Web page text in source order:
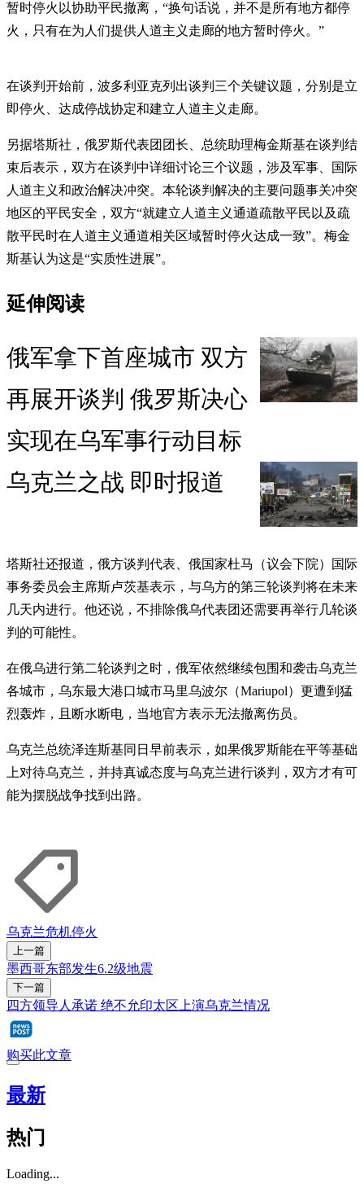
暂时停火以协助平民撤离，“换句话说，并不是所有地方都停
火，只有在为人们提供人道主义走廊的地方暂时停火。”
在谈判开始前，波多利亚克列出谈判三个关键议题，分别是立
即停火、达成停战协定和建立人道主义走廊。
另据塔斯社，俄罗斯代表团团长、总统助理梅金斯基在谈判结
束后表示，双方在谈判中详细讨论三个议题，涉及军事、国际
人道主义和政治解决冲突。本轮谈判解决的主要问题事关冲突
地区的平民安全，双方“就建立人道主义通道疏散平民以及疏
散平民时在人道主义通道相关区域暂时停火达成一致”。梅金
斯基认为这是“实质性进展”。
延伸阅读
俄军拿下首座城市 双方
再展开谈判 俄罗斯决心
实现在乌军事行动目标
乌克兰之战 即时报道
塔斯社还报道，俄方谈判代表、俄国家杜马（议会下院）国际
事务委员会主席斯卢茨基表示，与乌方的第三轮谈判将在未来
几天内进行。他还说，不排除俄乌代表团还需要再举行几轮谈
判的可能性。
在俄乌进行第二轮谈判之时，俄军依然继续包围和袭击乌克兰
各城市，乌东最大港口城市马里乌波尔（Mariupol）更遭到猛
烈轰炸，且断水断电，当地官方表示无法撤离伤员。
乌克兰总统泽连斯基同日早前表示，如果俄罗斯能在平等基础
上对待乌克兰，并持真诚态度与乌克兰进行谈判，双方才有可
能为摆脱战争找到出路。
乌克兰危机停火
上一篇
墨西哥东部发生6.2级地震
下一篇
四方领导人承诺 绝不允印太区上演乌克兰情况
购买此文章
最新
热门
Loading...